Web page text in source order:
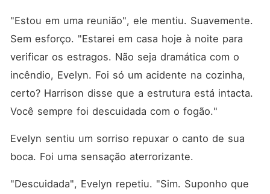
"Estou em uma reunião", ele mentiu. Suavemente.
Sem esforço. "Estarei em casa hoje à noite para
verificar os estragos. Não seja dramática com o
incêndio, Evelyn. Foi só um acidente na cozinha,
certo? Harrison disse que a estrutura está intacta.
Você sempre foi descuidada com o fogão."
Evelyn sentiu um sorriso repuxar o canto de sua
boca. Foi uma sensação aterrorizante.
"Descuidada", Evelyn repetiu. "Sim. Suponho que